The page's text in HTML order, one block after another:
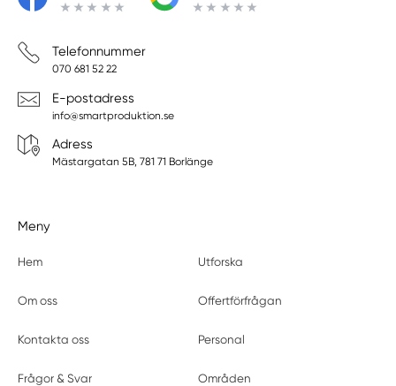
Telefonnummer
070 681 52 22
E-postadress
info@smartproduktion.se
Adress
Mästargatan 5B, 781 71 Borlänge
Meny
Hem Utforska
Om oss Offertförfrågan
Kontakta oss Personal
Frågor & Svar Områden